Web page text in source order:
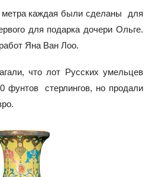
каждая были сделаны для
для подарка дочери Ольге.
Яна Ван Лоо.
что лот Русских умельцев
фунтов стерлингов, но продали